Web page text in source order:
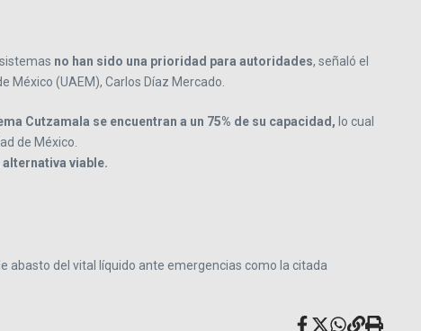
no han sido una prioridad para autoridades, señaló el
México (UAEM), Carlos Díaz Mercado.
Cutzamala se encuentran a un 75% de su capacidad, lo cual
de México.
viable.
abasto del vital líquido ante emergencias como la citada